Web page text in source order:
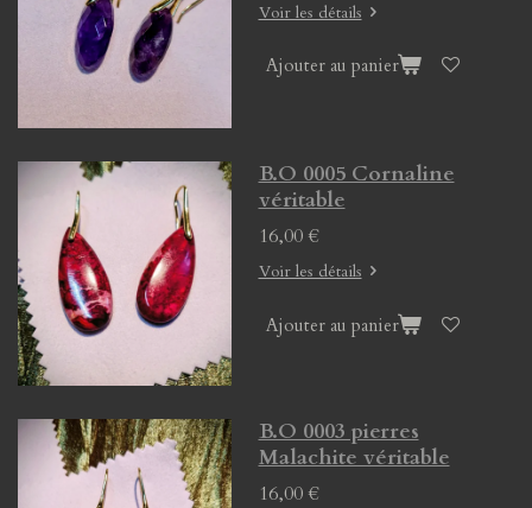
Voir les détails
Ajouter au panier
B.O 0005 Cornaline
véritable
16,00 €
Voir les détails
Ajouter au panier
B.O 0003 pierres
Malachite véritable
16,00 €